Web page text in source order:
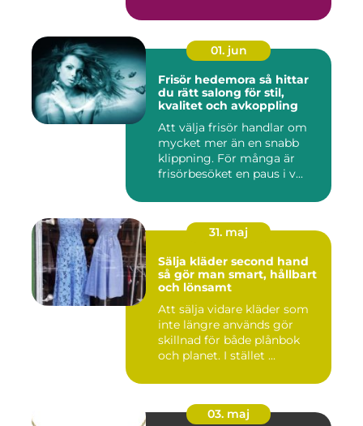
01. jun
Frisör hedemora så hittar
du rätt salong för stil,
kvalitet och avkoppling
Att välja frisör handlar om
mycket mer än en snabb
klippning. För många är
frisörbesöket en paus i v...
31. maj
Sälja kläder second hand
så gör man smart, hållbart
och lönsamt
Att sälja vidare kläder som
inte längre används gör
skillnad för både plånbok
och planet. I stället ...
03. maj